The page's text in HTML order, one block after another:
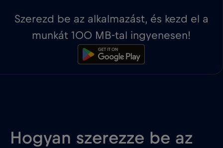
Szerezd be az alkalmazást, és kezd el a
munkát 100 MB-tal ingyenesen!
Hogyan szerezze be az